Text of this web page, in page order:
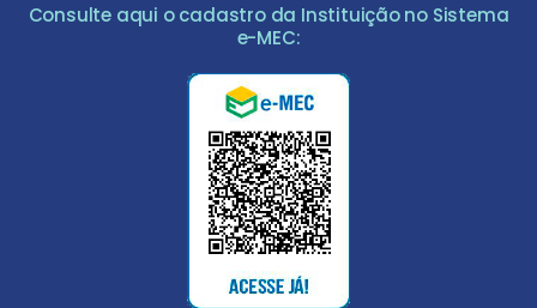
Consulte aqui o cadastro da Instituição no Sistema
e-MEC: